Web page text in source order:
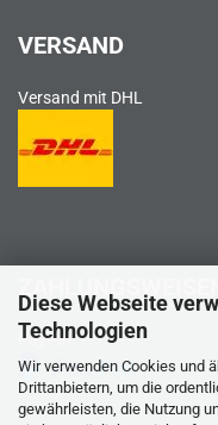
Diese Webseite
Technologien
Wir verwenden Cookies und
Drittanbietern, um die
gewährleisten, die Nutzung
VERSAND
Versand mit DHL
ZAHLUNGSWEISEN
PayPal